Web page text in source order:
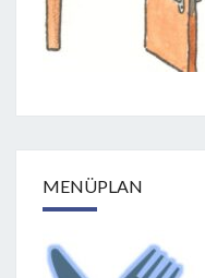
MENÜPLAN